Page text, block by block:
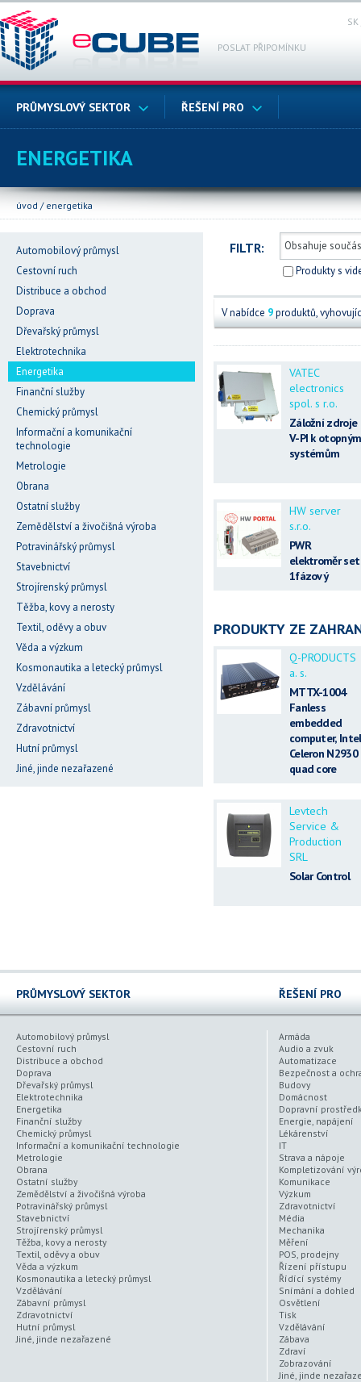
POSLAT PŘIPOMÍNKU
SK
PRŮMYSLOVÝ SEKTOR ŘEŠENÍ PRO
ENERGETIKA
úvod / energetika
Automobilový průmysl
Cestovní ruch
Distribuce a obchod
Doprava
Dřevařský průmysl
Elektrotechnika
Energetika
Finanční služby
Chemický průmysl
Informační a komunikační
technologie
Metrologie
Obrana
Ostatní služby
Zemědělství a živočišná výroba
Potravinářský průmysl
Stavebnictví
Strojírenský průmysl
Těžba, kovy a nerosty
Textil, oděvy a obuv
Věda a výzkum
Kosmonautika a letecký průmysl
Vzdělávání
Zábavní průmysl
Zdravotnictví
Hutní průmysl
Jiné, jinde nezařazené
FILTR:
Produkty s
V nabídce 9produktů,
VATEC
electronics
spol. s r.o.
Záložní zdroje
V-PI k otopným
systémům
HW server
s.r.o.
PWR
elektroměr set
1fázový
PRODUKTY ZE
Q-PRODUCTS
a. s.
MTTX-1004
Fanless
embedded
computer, Intel
Celeron N2930
quad core
Levtech
Service &
Production
SRL
Solar Control
PRŮMYSLOVÝ SEKTOR ŘEŠENÍ PRO
Automobilový průmysl
Cestovní ruch
Distribuce a obchod
Doprava
Dřevařský průmysl
Elektrotechnika
Energetika
Finanční služby
Chemický průmysl
Informační a komunikační technologie
Metrologie
Obrana
Ostatní služby
Zemědělství a živočišná výroba
Potravinářský průmysl
Stavebnictví
Strojírenský průmysl
Těžba, kovy a nerosty
Textil, oděvy a obuv
Věda a výzkum
Kosmonautika a letecký průmysl
Vzdělávání
Zábavní průmysl
Zdravotnictví
Hutní průmysl
Jiné, jinde nezařazené
Armáda
Audio a zvuk
Automatizace
Bezpečnost a
Budovy
Domácnost
Dopravní
Energie, napájení
Lékárenství
IT
Strava a nápoje
Kompletizování
Komunikace
Výzkum
Zdravotnictví
Média
Mechanika
Měření
POS, prodejny
Řízení přístupu
Řídící systémy
Snímání a dohled
Osvětlení
Tisk
Vzdělávání
Zábava
Zdraví
Zobrazování
Jiné, jinde